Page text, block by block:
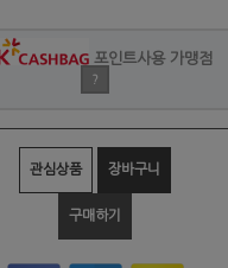
포인트사용 가맹점
?
관심상품 장바구니
구매하기